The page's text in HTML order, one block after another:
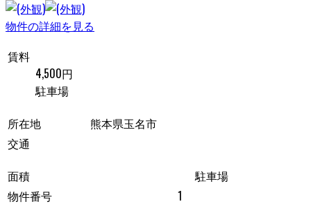
物件の詳細を見る
賃料
4,500円
駐車場
所在地
熊本県玉名市
交通
面積
駐車場
物件番号
1